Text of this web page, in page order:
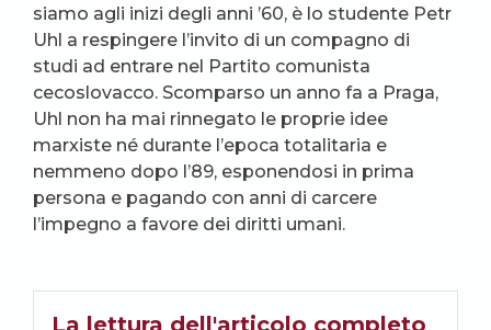
siamo agli inizi degli anni ’60, è lo studente Petr
Uhl a respingere l’invito di un compagno di
studi ad entrare nel Partito comunista
cecoslovacco. Scomparso un anno fa a Praga,
Uhl non ha mai rinnegato le proprie idee
marxiste né durante l’epoca totalitaria e
nemmeno dopo l’89, esponendosi in prima
persona e pagando con anni di carcere
l’impegno a favore dei diritti umani.
La lettura dell'articolo completo